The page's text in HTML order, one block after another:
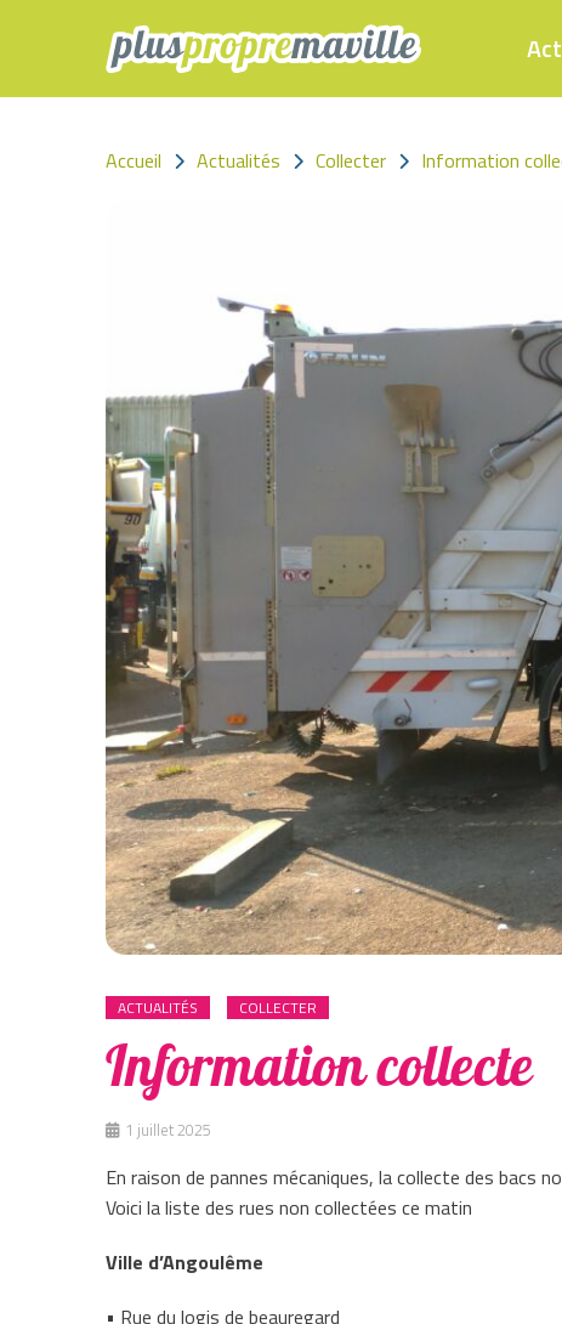
Accueil Actualités Collecter Information
ACTUALITÉS COLLECTER
Information collecte
1 juillet 2025
En raison de pannes mécaniques, la collecte des bacs
Voici la liste des rues non collectées ce matin
Ville d’Angoulême
• Rue du logis de beauregard